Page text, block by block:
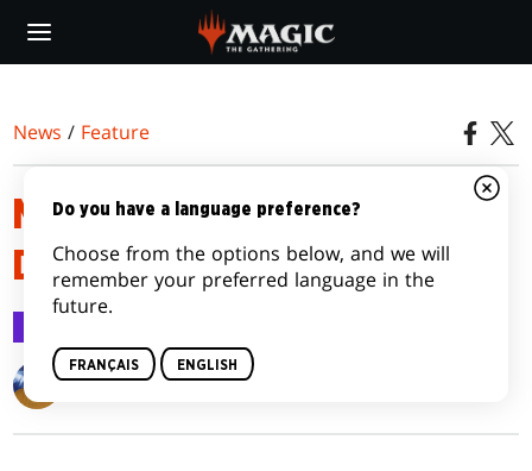
main
News / Feature
MÉCANIQUES DE L’ÂGE DE LA
DESTRUCTION
Matt Tabak
Do you have a language preference?
Choose from the options below, and we will
remember your preferred language in the
future.
FRANÇAIS ENGLISH